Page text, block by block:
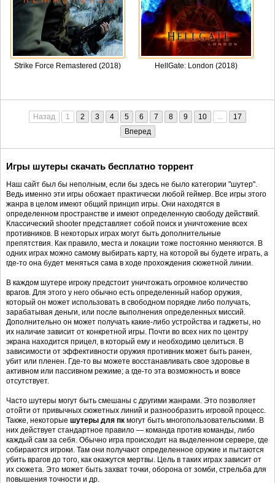
Strike Force Remastered (2018) HellGate: London (2018)
Назад 1 2 3 4 5 6 7 8 9 10
17
Вперед
Игры шутеры скачать бесплатно торрент
Наш сайт был бы неполным, если бы здесь не было категории "шутер".
Ведь именно эти игры обожает практически любой геймер. Все игры этого
жанра в целом имеют общий принцип игры. Они находятся в
определенном пространстве и имеют определенную свободу действий.
Классический shooter представляет собой поиск и уничтожение всех
противников. В некоторых играх могут быть дополнительные
препятствия. Как правило, места и локации тоже постоянно меняются. В
одних играх можно самому выбирать карту, на которой вы будете играть, а
где-то она будет меняться сама в ходе прохождения сюжетной линии.
В каждом шутере игроку предстоит уничтожать огромное количество
врагов. Для этого у него обычно есть определенный набор оружия,
который он может использовать в свободном порядке либо получать,
зарабатывая деньги, или после выполнения определенных миссий.
Дополнительно он может получать какие-либо устройства и гаджеты, но
их наличие зависит от конкретной игры. Почти во всех них по центру
экрана находится прицел, в который ему и необходимо целиться. В
зависимости от эффективности оружия противник может быть ранен,
убит или пленен. Где-то вы можете восстанавливать свое здоровье в
активном или пассивном режиме; а где-то эта возможность и вовсе
отсутствует.
Часто шутеры могут быть смешаны с другими жанрами. Это позволяет
отойти от привычных сюжетных линий и разнообразить игровой процесс.
Также, некоторые шутеры для пк могут быть многопользовательскими. В
них действует стандартное правило — команда против команды, либо
каждый сам за себя. Обычно игра происходит на выделенном сервере, где
собираются игроки. Там они получают определенное оружие и пытаются
убить врагов до того, как окажутся мертвы. Цель в таких играх зависит от
их сюжета. Это может быть захват точки, оборона от зомби, стрельба для
повышения точности и др.